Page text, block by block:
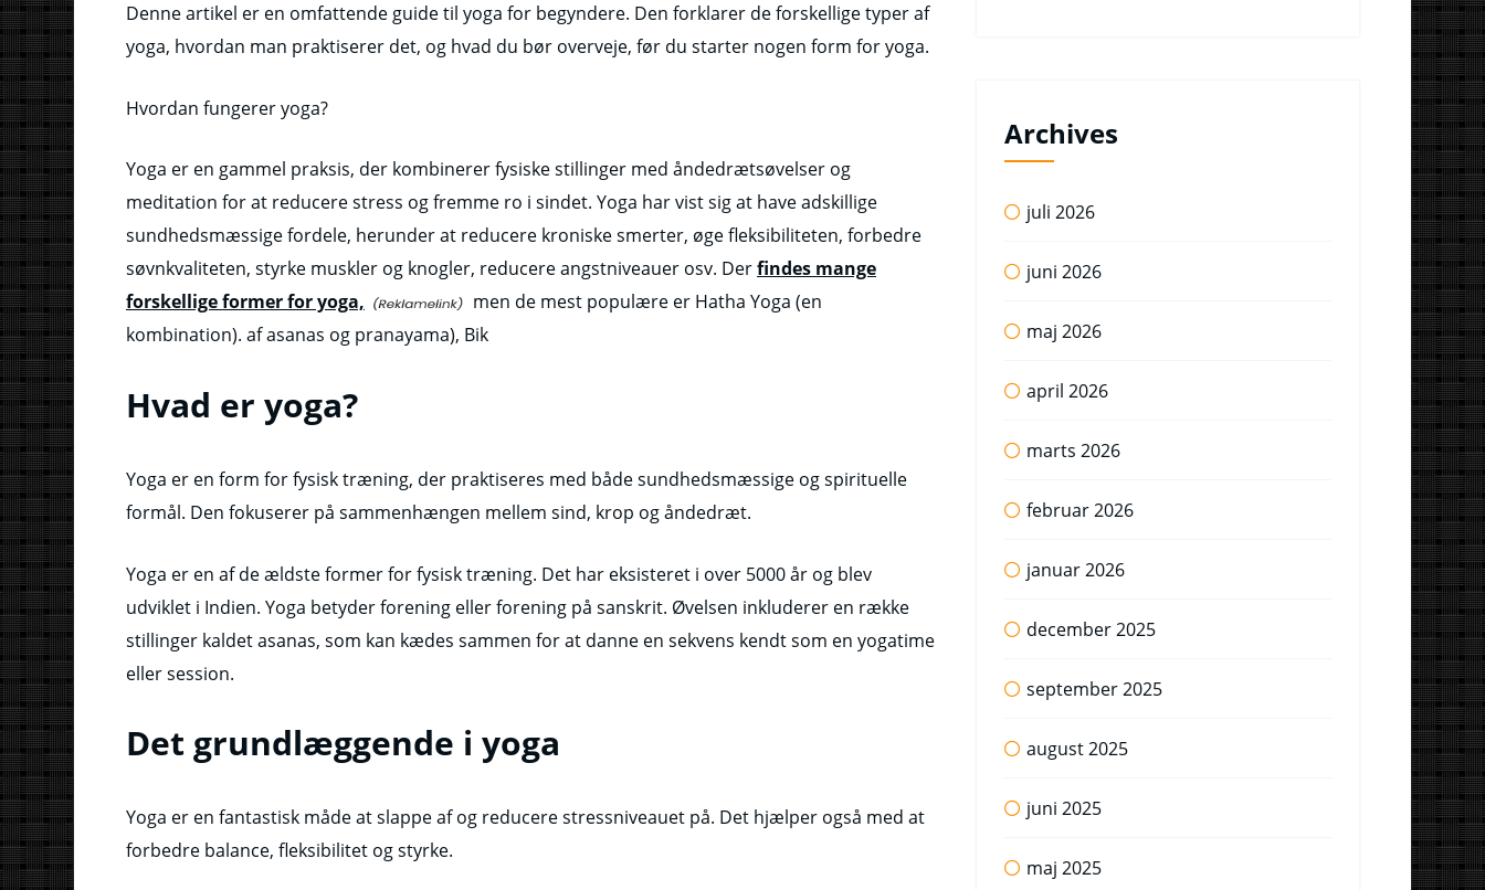
Denne artikel er en omfattende guide til yoga for begyndere. Den forklarer de forskellige typer af
yoga, hvordan man praktiserer det, og hvad du bør overveje, før du starter nogen form for yoga.
Hvordan fungerer yoga?
Yoga er en gammel praksis, der kombinerer fysiske stillinger med åndedrætsøvelser og
meditation for at reducere stress og fremme ro i sindet. Yoga har vist sig at have adskillige
sundhedsmæssige fordele, herunder at reducere kroniske smerter, øge fleksibiliteten, forbedre
søvnkvaliteten, styrke muskler og knogler, reducere angstniveauer osv. Derfindes mange
forskellige former for yoga,
men de mest populære er Hatha Yoga (en
kombination). af asanas og pranayama), Bik
Hvad er yoga?
Yoga er en form for fysisk træning, der praktiseres med både sundhedsmæssige og spirituelle
formål. Den fokuserer på sammenhængen mellem sind, krop og åndedræt.
Yoga er en af de ældste former for fysisk træning. Det har eksisteret i over 5000 år og blev
udviklet i Indien. Yoga betyder forening eller forening på sanskrit. Øvelsen inkluderer en række
stillinger kaldet asanas, som kan kædes sammen for at danne en sekvens kendt som en yogatime
eller session.
Det grundlæggende i yoga
Yoga er en fantastisk måde at slappe af og reducere stressniveauet på. Det hjælper også med at
forbedre balance, fleksibilitet og styrke.
Archives
juli 2026
juni 2026
maj 2026
april 2026
marts 2026
februar 2026
januar 2026
december 2025
september 2025
august 2025
juni 2025
maj 2025